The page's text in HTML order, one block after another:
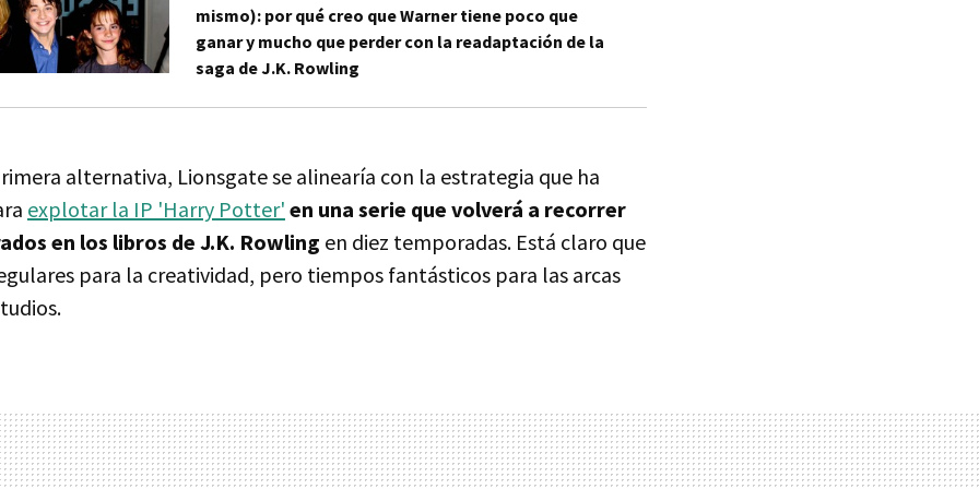
mismo): por qué creo que Warner tiene poco que
ganar y mucho que perder con la readaptación de la
saga de J.K. Rowling
alternativa, Lionsgate se alinearía con la estrategia que ha
explotar la IP 'Harry Potter' en una serie que volverá a recorrer
en los libros de J.K. Rowling en diez temporadas. Está claro que
para la creatividad, pero tiempos fantásticos para las arcas